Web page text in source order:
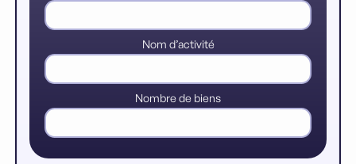
Nom d’activité
Nombre de biens